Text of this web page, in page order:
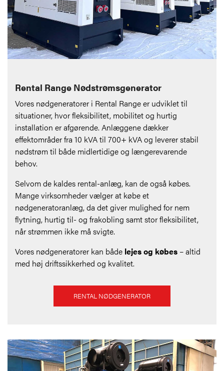
Rental Range Nødstrømsgenerator
Vores nødgeneratorer i Rental Range er udviklet til
situationer, hvor fleksibilitet, mobilitet og hurtig
installation er afgørende. Anlæggene dækker
effektområder fra 10 kVA til 700+ kVA og leverer stabil
nødstrøm til både midlertidige og længerevarende
behov.
Selvom de kaldes rental-anlæg, kan de også købes.
Mange virksomheder vælger at købe et
nødgeneratoranlæg, da det giver mulighed for nem
flytning, hurtig til- og frakobling samt stor fleksibilitet,
når strømmen ikke må svigte.
Vores nødgeneratorer kan både lejes og købes – altid
med høj driftssikkerhed og kvalitet.
RENTAL NØDGENERATOR